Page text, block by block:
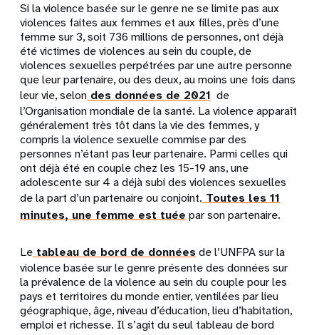
Si la violence basée sur le genre ne se limite pas aux
violences faites aux femmes et aux filles, près d’une
femme sur 3, soit 736 millions de personnes, ont déjà
été victimes de violences au sein du couple, de
violences sexuelles perpétrées par une autre personne
que leur partenaire, ou des deux, au moins une fois dans
leur vie, selon des données de 2021 de
l’Organisation mondiale de la santé. La violence apparaît
généralement très tôt dans la vie des femmes, y
compris la violence sexuelle commise par des
personnes n’étant pas leur partenaire. Parmi celles qui
ont déjà été en couple chez les 15-19 ans, une
adolescente sur 4 a déjà subi des violences sexuelles
de la part d’un partenaire ou conjoint. Toutes les 11
minutes, une femme est tuée par son partenaire.
Le tableau de bord de donnéesde l’UNFPA sur la
violence basée sur le genre présente des données sur
la prévalence de la violence au sein du couple pour les
pays et territoires du monde entier, ventilées par lieu
géographique, âge, niveau d’éducation, lieu d’habitation,
emploi et richesse. Il s’agit du seul tableau de bord